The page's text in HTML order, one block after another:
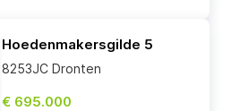
Hoedenmakersgilde 5
8253JC Dronten
€ 695.000